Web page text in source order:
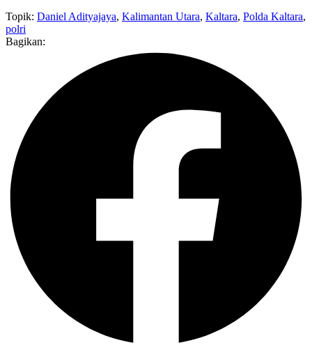
Topik: Daniel Adityajaya, Kalimantan Utara, Kaltara, Polda Kaltara,
polri
Bagikan: